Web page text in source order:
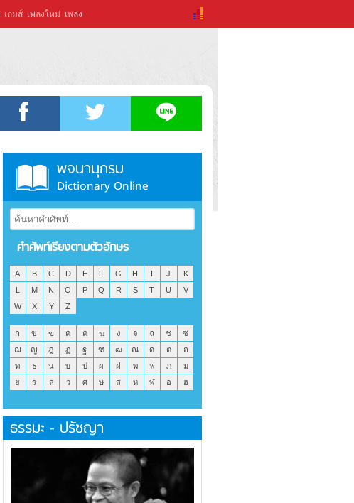
เกมส์ เพลงใหม่ เพลง
พจนานุกรม
Dictionary Online
คำศัพท์เรียงตามตัวอักษร
A B C D E F G H I J
K
L
M N O P Q R S T U
V
W
X Y Z
ก ข ฃ ค ฅ ฆ ง จ ฉ ช
ซ
ฌ
ญ ฎ ฏ ฐ ฑ ฒ ณ ด ต
ถ
ท
ธ น บ ป ผ ฝ พ ฟ ภ
ม
ย
ร ล ว ศ ษ ส ห ฬ อ ฮ
ธรรมะ - ปรัชญา